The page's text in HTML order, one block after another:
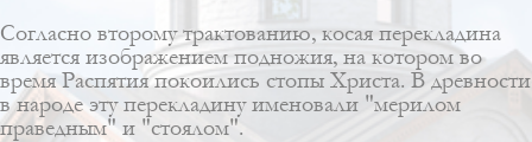
Согласно второму трактованию, косая перекладина
является изображением подножия, на котором во
время Распятия покоились стопы Христа. В древности
в народе эту перекладину именовали "мерилом
праведным" и "стоялом".